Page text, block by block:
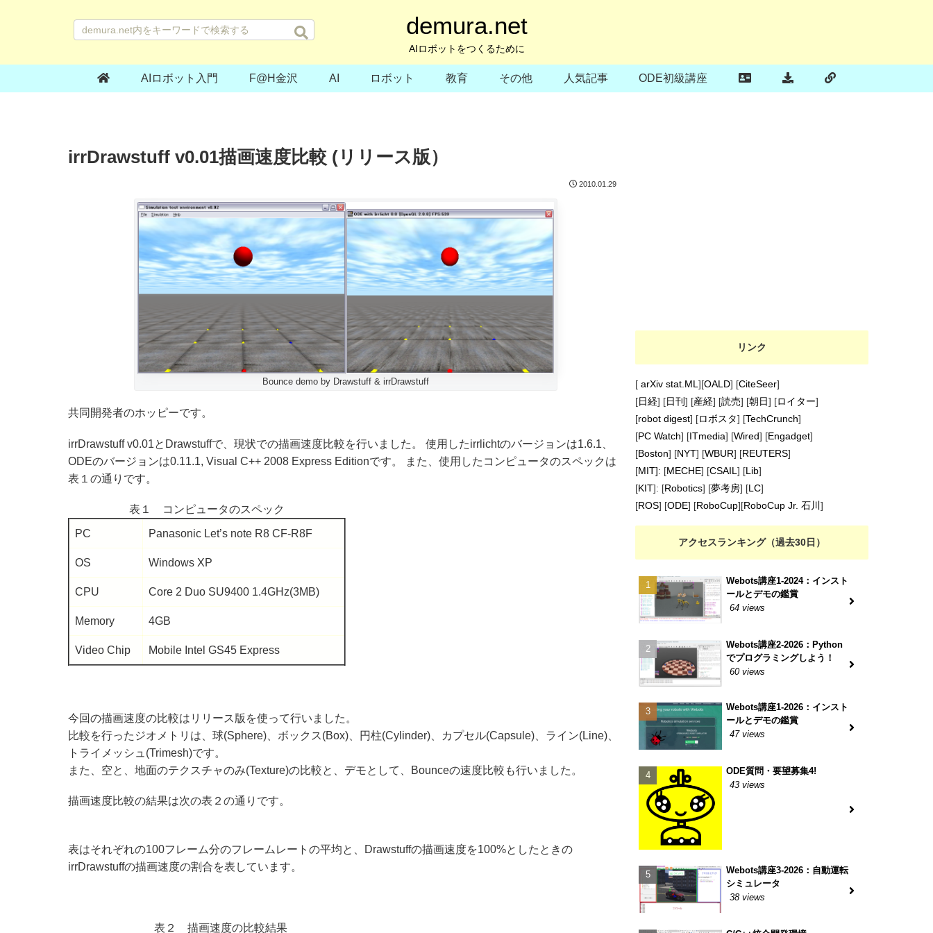
demura.net
AIロボットをつくるために
AIロボット入門 F@H金沢 AI ロボット 教育 その他 人気記事 ODE初級講座
irrDrawstuff v0.01描画速度比較 (リリース版）
2010.01.29
Bounce demo by Drawstuff & irrDrawstuff
共同開発者のホッピーです。
irrDrawstuff v0.01とDrawstuffで、現状での描画速度比較を行いました。 使用したirrlichtのバージョンは1.6.1、
ODEのバージョンは0.11.1, Visual C++ 2008 Express Editionです。 また、使用したコンピュータのスペックは
表１の通りです。
表１ コンピュータのスペック
PC Panasonic Let’s note R8 CF-R8F
OS Windows XP
CPU Core 2 Duo SU9400 1.4GHz(3MB)
Memory 4GB
Video Chip Mobile Intel GS45 Express
今回の描画速度の比較はリリース版を使って行いました。
比較を行ったジオメトリは、球(Sphere)、ボックス(Box)、円柱(Cylinder)、カプセル(Capsule)、ライン(Line)、
トライメッシュ(Trimesh)です。
また、空と、地面のテクスチャのみ(Texture)の比較と、デモとして、Bounceの速度比較も行いました。
描画速度比較の結果は次の表２の通りです。
表はそれぞれの100フレーム分のフレームレートの平均と、Drawstuffの描画速度を100%としたときの
irrDrawstuffの描画速度の割合を表しています。
表２ 描画速度の比較結果
リンク
[ arXiv stat.ML ][OALD] [CiteSeer]
[日経] [日刊 ] [産経] [読売] [朝日] [ロイター]
[robot digest] [ロボスタ] [TechCrunch]
[PC Watch] [ITmedia] [Wired] [Engadget]
[Boston] [NYT] [WBUR] [REUTERS]
[MIT]: [MECHE] [CSAIL ] [Lib]
[KIT]: [Robotics] [夢考房] [LC]
[ROS] [ODE] [RoboCup][RoboCup Jr. 石川 ]
アクセスランキング（過去30日）
Webots講座1-2024：インスト
ールとデモの鑑賞
64 views
Webots講座2-2026：Python
でプログラミングしよう！
60 views
Webots講座1-2026：インスト
ールとデモの鑑賞
47 views
ODE質問・要望募集4!
43 views
Webots講座3-2026：自動運転
シミュレータ
38 views